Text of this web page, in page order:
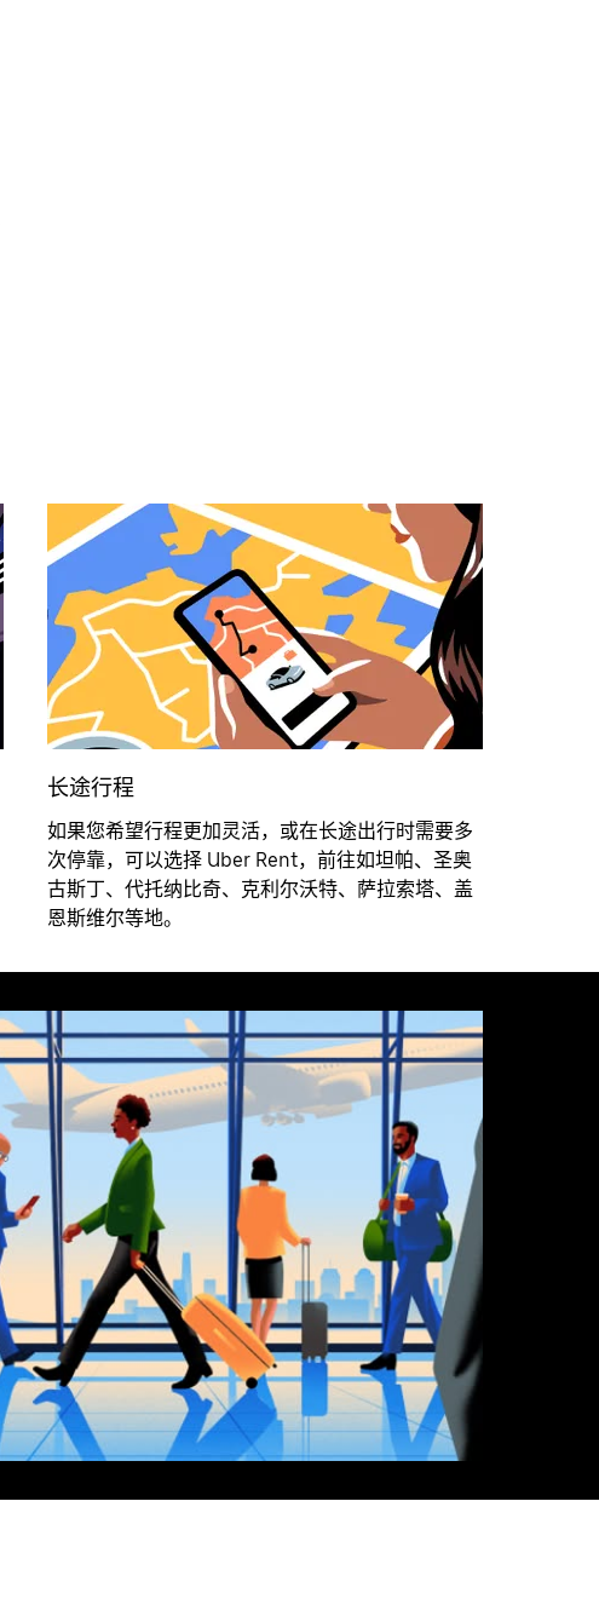
长途行程
如果您希望行程更加灵活，或在长途出行时需要多
次停靠，可以选择 Uber Rent，前往如坦帕、圣奥
古斯丁、代托纳比奇、克利尔沃特、萨拉索塔、盖
恩斯维尔等地。